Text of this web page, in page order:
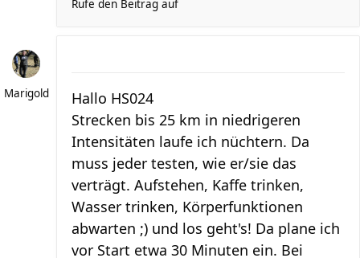
Rufe den Beitrag auf
Marigold
Hallo HS024
Strecken bis 25 km in niedrigeren
Intensitäten laufe ich nüchtern. Da
muss jeder testen, wie er/sie das
verträgt. Aufstehen, Kaffe trinken,
Wasser trinken, Körperfunktionen
abwarten ;) und los geht's! Da plane ich
vor Start etwa 30 Minuten ein. Bei